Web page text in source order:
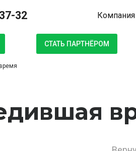
32 Компания
СТАТЬ ПАРТНЁРОМ